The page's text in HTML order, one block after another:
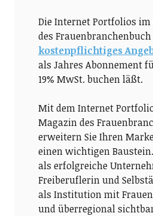
Die Internet Portfolios
des
kostenpflichtiges
als Jahres Abonnement
19% MwSt. buchen läßt.
Mit dem Internet
Magazin des
erweitern Sie Ihren
einen wichtigen
als erfolgreiche
Freiberuflerin und
als Institution mit
und überregional